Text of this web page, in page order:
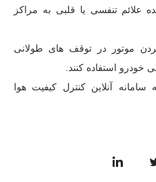
علائم تنفسی یا قلبی به مراکز
موتور در توقف های طولانی
خودرو استفاده کنند.
آنلاین کنترل کیفیت هوا